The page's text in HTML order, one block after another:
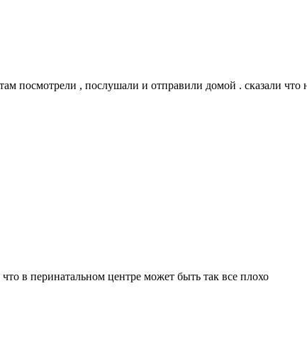
посмотрели , послушали и отправили домой . сказали что
в перинатальном центре может быть так все плохо